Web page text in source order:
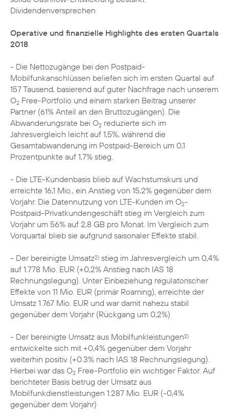
Dividendenversprechen
Operative und finanzielle Highlights des ersten Quartals
2018
- Die Nettozugänge bei den Postpaid-
Mobilfunkanschlüssen beliefen sich im ersten Quartal auf
157 Tausend, basierend auf guter Nachfrage nach unserem
O2 Free-Portfolio und einem starken Beitrag unserer
Partner (61% Anteil an den Bruttozugängen). Die
Abwanderungsrate bei O2 reduzierte sich im
Jahresvergleich leicht auf 1,5%, während die
Gesamtabwanderung im Postpaid-Bereich um 0,1
Prozentpunkte auf 1,7% stieg.
- Die LTE-Kundenbasis blieb auf Wachstumskurs und
erreichte 16,1 Mio., ein Anstieg von 15,2% gegenüber dem
Vorjahr. Die Datennutzung von LTE-Kunden im O2-
Postpaid-Privatkundengeschäft stieg im Vergleich zum
Vorjahr um 56% auf 2,8 GB pro Monat. Im Vergleich zum
Vorquartal blieb sie aufgrund saisonaler Effekte stabil.
- Der bereinigte Umsatz2) stieg im Jahresvergleich um 0,4%
auf 1.778 Mio. EUR (+0,2% Anstieg nach IAS 18
Rechnungslegung). Unter Einbeziehung regulatorischer
Effekte von 11 Mio. EUR (primär Roaming), erreichte der
Umsatz 1.767 Mio. EUR und war damit nahezu stabil
gegenüber dem Vorjahr (Rückgang um 0,2%)
- Der bereinigte Umsatz aus Mobilfunkleistungen2)
entwickelte sich mit +0,4% gegenüber dem Vorjahr
weiterhin positiv (+0.3% nach IAS 18 Rechnungslegung).
Hierbei war das O2 Free-Portfolio ein wichtiger Faktor. Auf
berichteter Basis betrug der Umsatz aus
Mobilfunkdienstleistungen 1.287 Mio. EUR (-0,4%
gegenüber dem Vorjahr)